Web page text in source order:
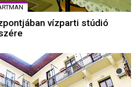
vízparti stúdió